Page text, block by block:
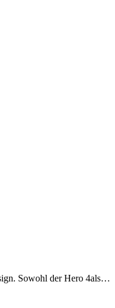
Sowohl der Hero 4als…